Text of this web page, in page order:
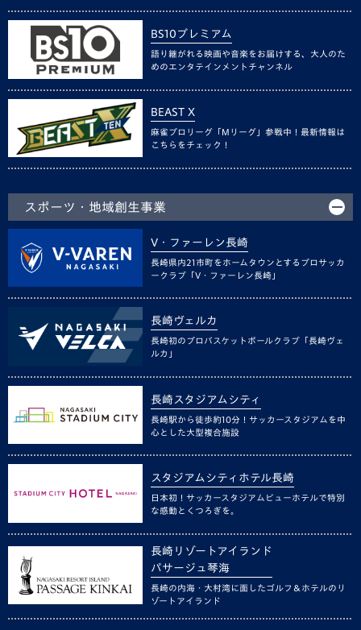
BS10プレミアム
語り継がれる映画や音楽をお届けする、大人のた
めのエンタテインメントチャンネル
BEAST X
麻雀プロリーグ「Mリーグ」参戦中！最新情報は
こちらをチェック！
スポーツ・地域創生事業
V・ファーレン長崎
長崎県内21市町をホームタウンとするプロサッカ
ークラブ「V・ファーレン長崎」
長崎ヴェルカ
長崎初のプロバスケットボールクラブ「長崎ヴェ
ルカ」
長崎スタジアムシティ
長崎駅から徒歩約10分！サッカースタジアムを中
心とした大型複合施設
スタジアムシティホテル長崎
日本初！サッカースタジアムビューホテルで特別
な感動とくつろぎを。
長崎リゾートアイランド
パサージュ琴海
長崎の内海・大村湾に面したゴルフ＆ホテルのリ
ゾートアイランド